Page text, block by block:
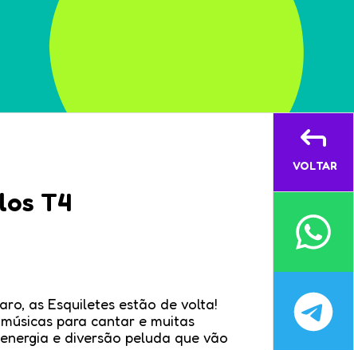
T4
as Esquiletes estão de volta!
para cantar e muitas
e diversão peluda que vão
VOLTAR